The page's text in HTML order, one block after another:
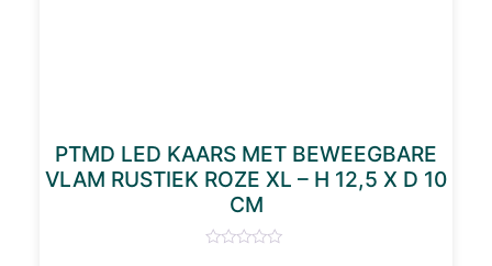
PTMD LED KAARS MET BEWEEGBARE
VLAM RUSTIEK ROZE XL – H 12,5 X D 10
CM